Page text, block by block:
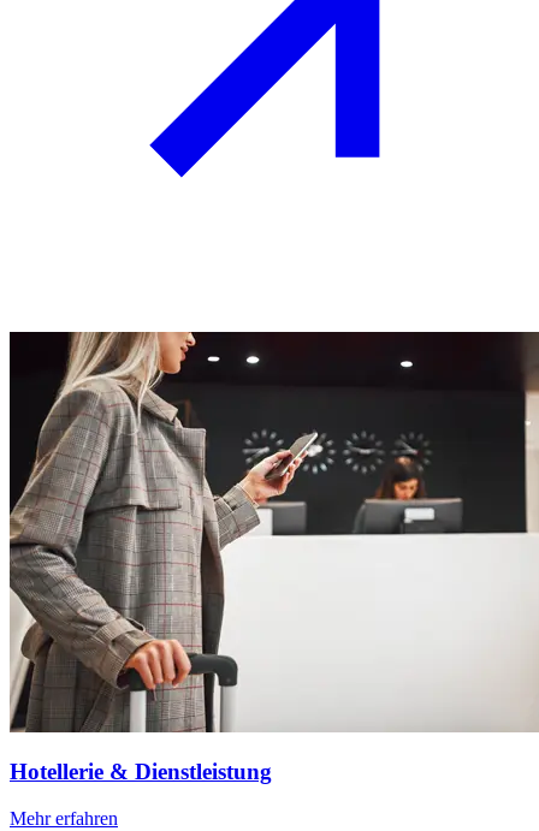
Hotellerie & Dienstleistung
Mehr erfahren